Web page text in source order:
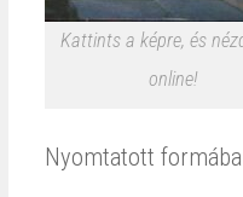
Kattints a képre, és
online!
Nyomtatott